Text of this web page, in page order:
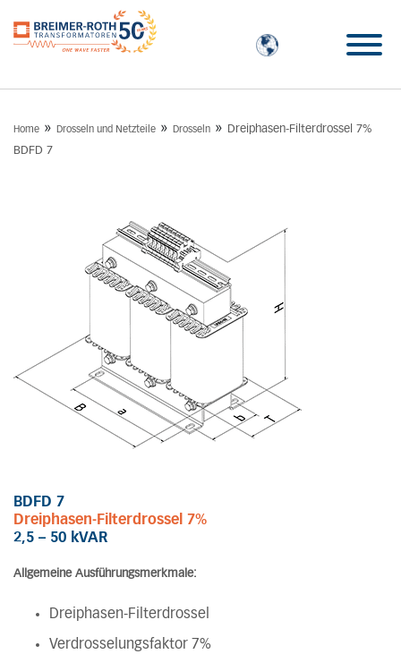
Home » Drosseln und Netzteile » Drosseln »
Dreiphasen-Filterdrossel 7%
BDFD 7
BDFD 7
Dreiphasen-Filterdrossel 7%
2,5 – 50 kVAR
Allgemeine Ausführungsmerkmale:
Dreiphasen-Filterdrossel
Verdrosselungsfaktor 7%